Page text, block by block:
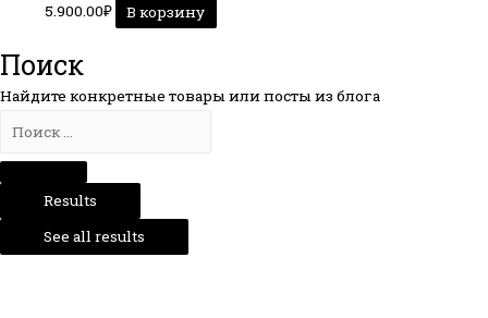
5.900.00₽ В корзину
Поиск
Найдите конкретные товары или посты из блога
Results
See all results